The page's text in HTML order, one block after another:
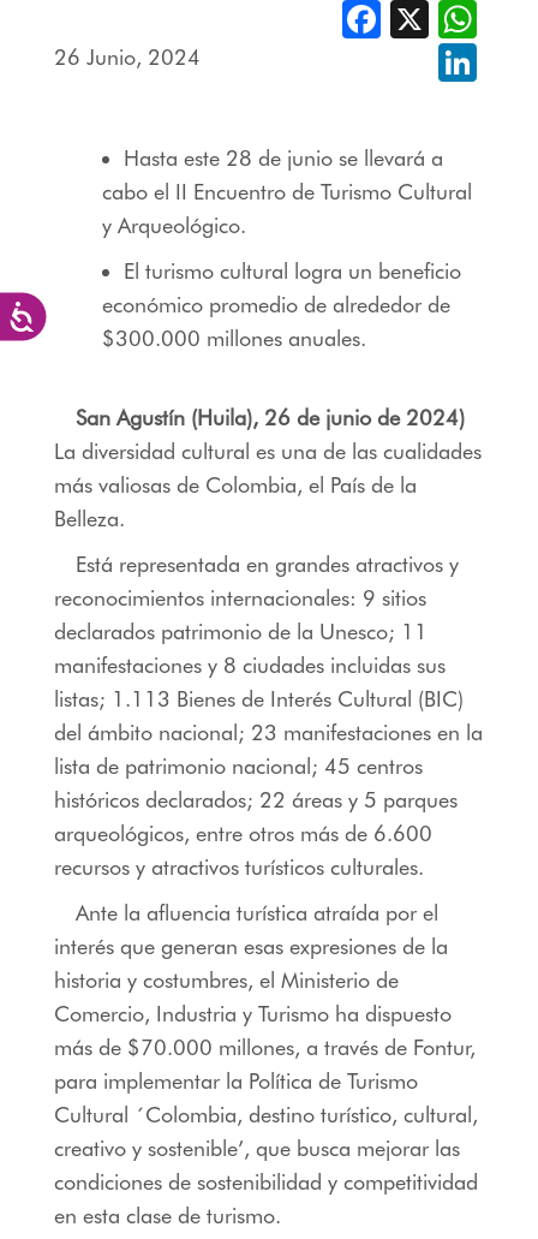
Accesibilidad
26 Junio, 2024
Facebook
X
Hasta este 28 de junio se llevará a
cabo el II Encuentro de Turismo Cultural
y Arqueológico.
El turismo cultural logra un beneficio
económico promedio de alrededor de
$300.000 millones anuales.
San Agustín (Huila), 26 de junio de 2024)
La diversidad cultural es una de las cualidades
más valiosas de Colombia, el País de la
Belleza.
Está representada en grandes atractivos y
reconocimientos internacionales: 9 sitios
declarados patrimonio de la Unesco; 11
manifestaciones y 8 ciudades incluidas sus
listas; 1.113 Bienes de Interés Cultural (BIC)
del ámbito nacional; 23 manifestaciones en la
lista de patrimonio nacional; 45 centros
históricos declarados; 22 áreas y 5 parques
arqueológicos, entre otros más de 6.600
recursos y atractivos turísticos culturales.
Ante la afluencia turística atraída por el
interés que generan esas expresiones de la
historia y costumbres, el Ministerio de
Comercio, Industria y Turismo ha dispuesto
más de $70.000 millones, a través de Fontur,
para implementar la Política de Turismo
Cultural ´Colombia, destino turístico, cultural,
creativo y sostenible’, que busca mejorar las
condiciones de sostenibilidad y competitividad
en esta clase de turismo.